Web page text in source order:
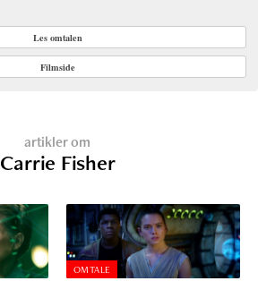
Les omtalen
Filmside
artikler om
Carrie Fisher
OMTALE